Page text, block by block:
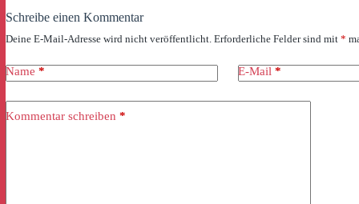
Schreibe einen Kommentar
Deine E-Mail-Adresse wird nicht veröffentlicht. Erforderliche Felder sind mit *
Name * E-Mail *
Kommentar schreiben *